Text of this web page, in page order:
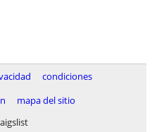
condiciones
mapa del sitio